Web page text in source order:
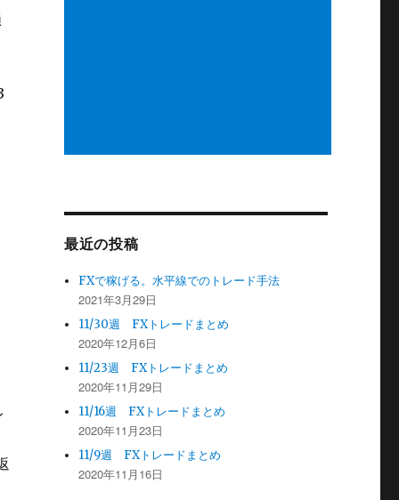
最近の投稿
FXで稼げる。水平線でのトレード手法
2021年3月29日
11/30週 FXトレードまとめ
2020年12月6日
11/23週 FXトレードまとめ
2020年11月29日
11/16週 FXトレードまとめ
2020年11月23日
11/9週 FXトレードまとめ
2020年11月16日